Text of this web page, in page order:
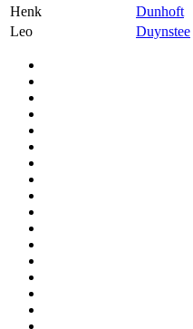
Henk
Dunhoft
Leo
Duynstee